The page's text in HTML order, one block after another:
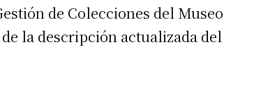
de Colecciones del Museo
la descripción actualizada del